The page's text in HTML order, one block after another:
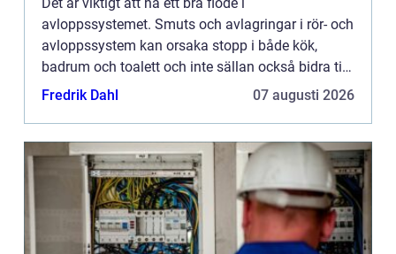
avloppssystemet. Smuts och avlagringar i rör- och
avloppssystem kan orsaka stopp i både kök,
badrum och toalett och inte sällan också bidra till
dålig lukt. Många ...
Fredrik Dahl 07 augusti 2026